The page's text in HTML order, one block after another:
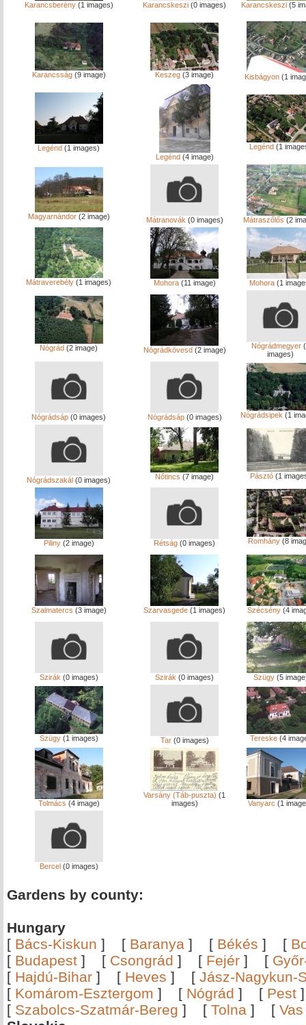
Karancsberény(1 images) Karancskeszi (0 images) Karancskeszi(5
Karancsság(9 image) Keszeg (3 image) Kisbágyon(1
Legénd (1 images)
Legénd(4 image)
Legénd (1
Magyarnándor(2 image) Mátranovák (0 images) Mátraszőlős (2
Mátraverebély (1 images) Mohora(11 image) Mohora(1
Nógrád (2 image) Nógrádkövesd(2 image) Nógrádmegyer
images)
Nógrádsáp (0 images) Nógrádsáp(0 images) Nógrádsipek (1
Nógrádszakál (0 images) Nőtincs (7 image) Pásztó (1
Piliny(2 image) Rétság (0 images) Romhány(8
Szalmatercs (3 image) Szarvasgede (1 images) Szécsény(4
Szirák (0 images) Szirák (0 images) Szügy(5
Szügy(1 images) Tar(0 images) Tereske (4
Tolmács (4 image)
Varsány (Táb-puszta) (1
images)
Vanyarc (1
Bercel(0 images)
Gardens by county:
Hungary
[ Bács-Kiskun ] [ Baranya ] [ Békés ] [
[ Budapest ] [ Csongrád ] [ Fejér ] [
[ Hajdú-Bihar ] [ Heves ] [ Jász-Nagykun-
[ Komárom-Esztergom ] [ Nógrád ] [ Pest
[ Szabolcs-Szatmár-Bereg ] [ Tolna ] [ Vas